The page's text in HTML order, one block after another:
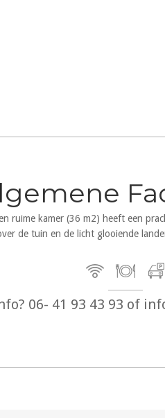
ruime kamer (36 m2) heeft een
de tuin en de licht glooiende
06- 41 93 43 93 of